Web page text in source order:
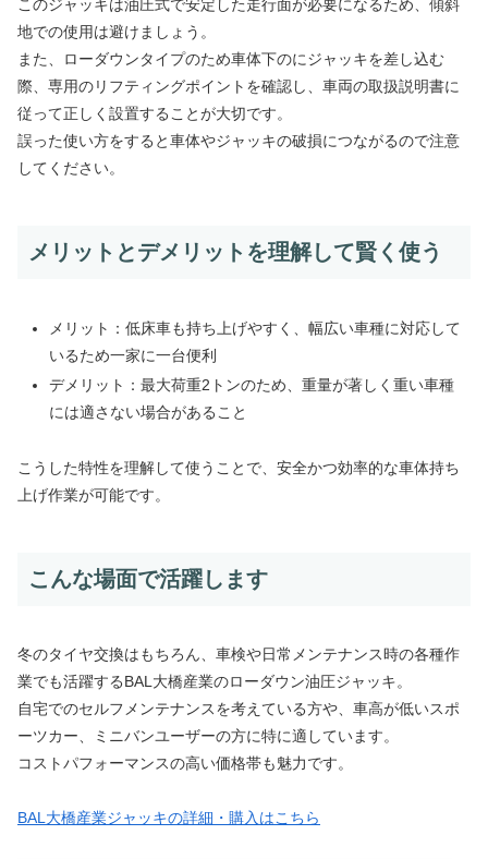
このジャッキは油圧式で安定した走行面が必要になるため、傾斜
地での使用は避けましょう。
また、ローダウンタイプのため車体下のにジャッキを差し込む
際、専用のリフティングポイントを確認し、車両の取扱説明書に
従って正しく設置することが大切です。
誤った使い方をすると車体やジャッキの破損につながるので注意
してください。
メリットとデメリットを理解して賢く使う
メリット：低床車も持ち上げやすく、幅広い車種に対応して
いるため一家に一台便利
デメリット：最大荷重2トンのため、重量が著しく重い車種
には適さない場合があること
こうした特性を理解して使うことで、安全かつ効率的な車体持ち
上げ作業が可能です。
こんな場面で活躍します
冬のタイヤ交換はもちろん、車検や日常メンテナンス時の各種作
業でも活躍するBAL大橋産業のローダウン油圧ジャッキ。
自宅でのセルフメンテナンスを考えている方や、車高が低いスポ
ーツカー、ミニバンユーザーの方に特に適しています。
コストパフォーマンスの高い価格帯も魅力です。
BAL大橋産業ジャッキの詳細・購入はこちら